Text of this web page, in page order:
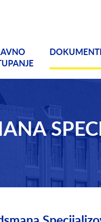
DOKUMENTI